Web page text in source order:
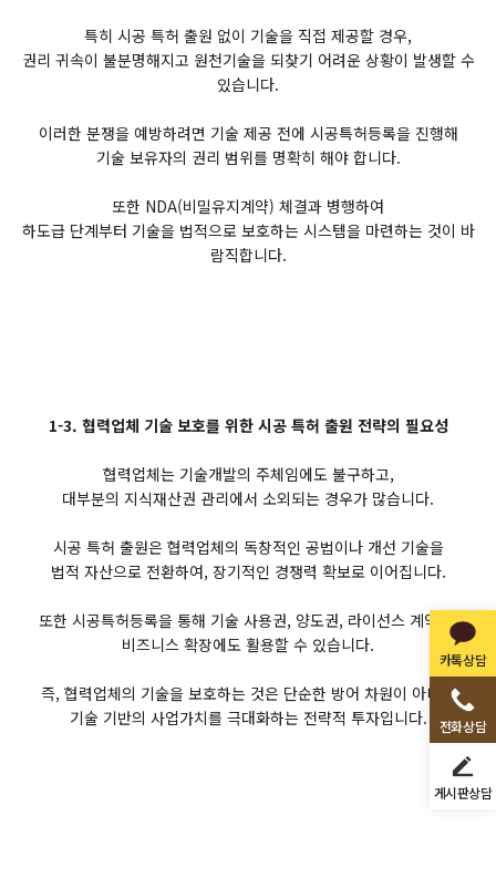
카톡상담
전화상담
게시판상담
특히 시공 특허 출원 없이 기술을 직접 제공할 경우,
권리 귀속이 불분명해지고 원천기술을 되찾기 어려운 상황이 발생할 수
있습니다.
이러한 분쟁을 예방하려면 기술 제공 전에 시공특허등록을 진행해
기술 보유자의 권리 범위를 명확히 해야 합니다.
또한 NDA(비밀유지계약) 체결과 병행하여
하도급 단계부터 기술을 법적으로 보호하는 시스템을 마련하는 것이 바
람직합니다.
1-3. 협력업체 기술 보호를 위한 시공 특허 출원 전략의 필요성
협력업체는 기술개발의 주체임에도 불구하고,
대부분의 지식재산권 관리에서 소외되는 경우가 많습니다.
시공 특허 출원은 협력업체의 독창적인 공법이나 개선 기술을
법적 자산으로 전환하여, 장기적인 경쟁력 확보로 이어집니다.
또한 시공특허등록을 통해 기술 사용권, 양도권, 라이선스 계약 등
비즈니스 확장에도 활용할 수 있습니다.
즉, 협력업체의 기술을 보호하는 것은 단순한 방어 차원이 아니라
기술 기반의 사업가치를 극대화하는 전략적 투자입니다.